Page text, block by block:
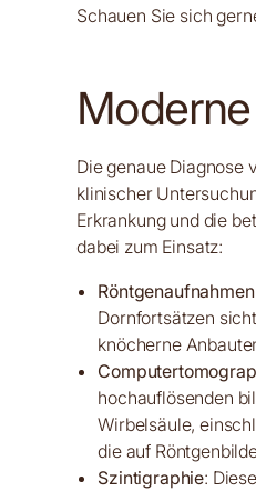
Schauen Sie sich
Die genaue Diagnose
klinischer
Erkrankung und die
dabei zum Einsatz:
Röntgenaufnahmen
Dornfortsätzen
knöcherne
hochauflösenden
Wirbelsäule,
die auf
Szintigraphie: